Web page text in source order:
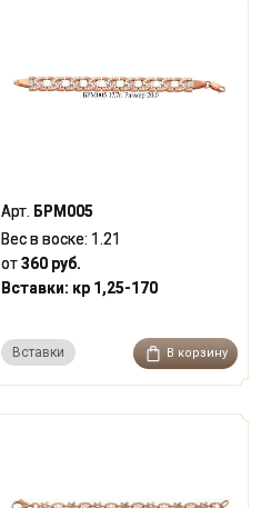
Арт. БРМ005
Вес в воске: 1.21
от360 руб.
Вставки: кр 1,25-170
Вставки В корзину